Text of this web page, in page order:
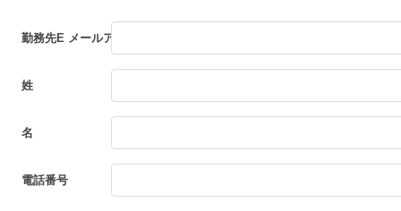
勤務先E メールアドレス *
姓
名
電話番号